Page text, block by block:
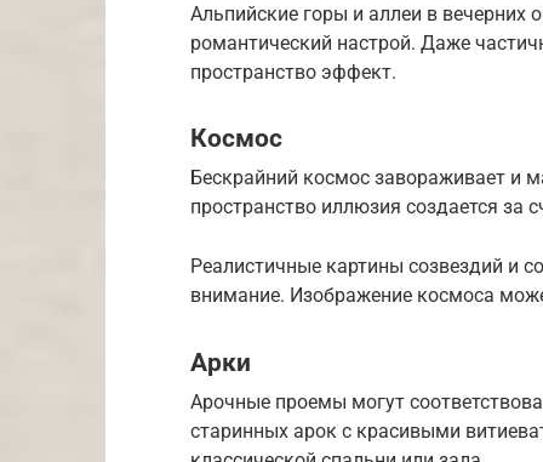
Альпийские горы и аллеи в
романтический настрой. Даже
пространство эффект.
Космос
Бескрайний космос завораживает и
пространство иллюзия создается за
Реалистичные картины созвездий и
внимание. Изображение космоса
Арки
Арочные проемы могут
старинных арок с красивыми